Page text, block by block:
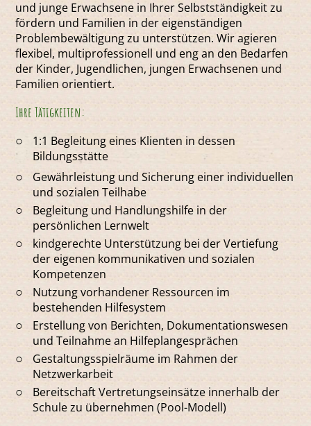
und junge Erwachsene in Ihrer Selbstständigkeit zu
fördern und Familien in der eigenständigen
Problembewältigung zu unterstützen. Wir agieren
flexibel, multiprofessionell und eng an den Bedarfen
der Kinder, Jugendlichen, jungen Erwachsenen und
Familien orientiert.
Ihre Tätigkeiten:
1:1 Begleitung eines Klienten in dessen
Bildungsstätte
Gewährleistung und Sicherung einer individuellen
und sozialen Teilhabe
Begleitung und Handlungshilfe in der
persönlichen Lernwelt
kindgerechte Unterstützung bei der Vertiefung
der eigenen kommunikativen und sozialen
Kompetenzen
Nutzung vorhandener Ressourcen im
bestehenden Hilfesystem
Erstellung von Berichten, Dokumentationswesen
und Teilnahme an Hilfeplangesprächen
Gestaltungsspielräume im Rahmen der
Netzwerkarbeit
Bereitschaft Vertretungseinsätze innerhalb der
Schule zu übernehmen (Pool-Modell)